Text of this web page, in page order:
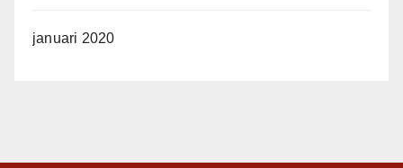
januari 2020